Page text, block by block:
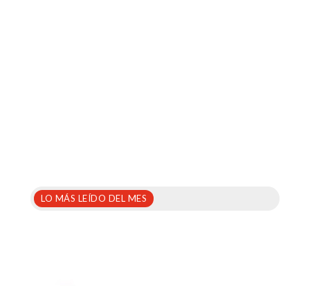
LO MÁS LEÍDO DEL MES